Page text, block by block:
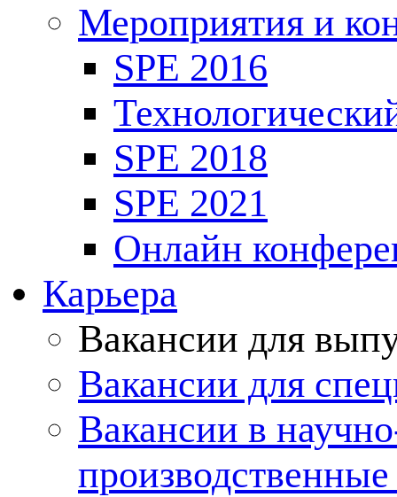
Мероприятия и
SPE 2016
SPE 2018
SPE 2021
Онлайн
Карьера
Вакансии для
Вакансии для
Вакансии в